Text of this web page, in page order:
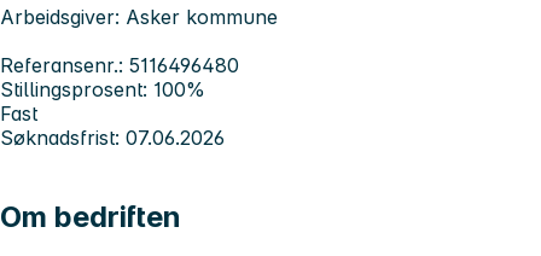
Arbeidsgiver: Asker kommune
Referansenr.: 5116496480
Stillingsprosent: 100%
Fast
Søknadsfrist: 07.06.2026
Om bedriften